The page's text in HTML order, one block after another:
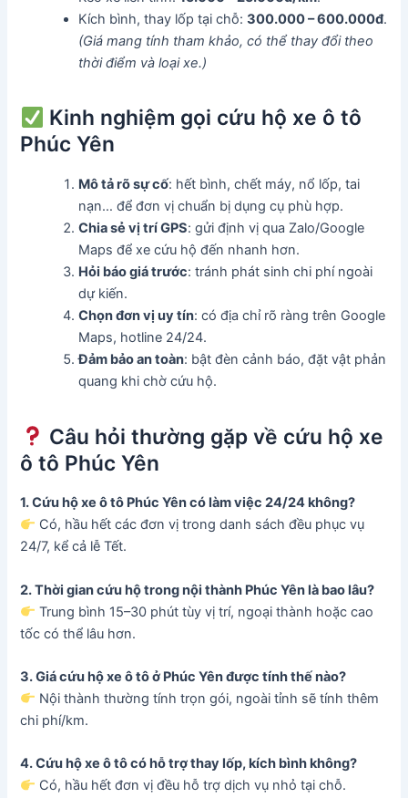
Kích bình, thay lốp tại chỗ:300.000 – 600.000đ.
(Giá mang tính tham khảo, có thể thay đổi theo
thời điểm và loại xe.)
Kinh nghiệm gọi cứu hộ xe ô tô
Phúc Yên
Mô tả rõ sự cố: hết bình, chết máy, nổ lốp, tai
nạn… để đơn vị chuẩn bị dụng cụ phù hợp.
Chia sẻ vị trí GPS: gửi định vị qua Zalo/Google
Maps để xe cứu hộ đến nhanh hơn.
Hỏi báo giá trước: tránh phát sinh chi phí ngoài
dự kiến.
Chọn đơn vị uy tín: có địa chỉ rõ ràng trên Google
Maps, hotline 24/24.
Đảm bảo an toàn: bật đèn cảnh báo, đặt vật phản
quang khi chờ cứu hộ.
Câu hỏi thường gặp về cứu hộ xe
ô tô Phúc Yên
1. Cứu hộ xe ô tô Phúc Yên có làm việc 24/24 không?
Có, hầu hết các đơn vị trong danh sách đều phục vụ
24/7, kể cả lễ Tết.
2. Thời gian cứu hộ trong nội thành Phúc Yên là bao lâu?
Trung bình 15–30 phút tùy vị trí, ngoại thành hoặc cao
tốc có thể lâu hơn.
3. Giá cứu hộ xe ô tô ở Phúc Yên được tính thế nào?
Nội thành thường tính trọn gói, ngoài tỉnh sẽ tính thêm
chi phí/km.
4. Cứu hộ xe ô tô có hỗ trợ thay lốp, kích bình không?
Có, hầu hết đơn vị đều hỗ trợ dịch vụ nhỏ tại chỗ.